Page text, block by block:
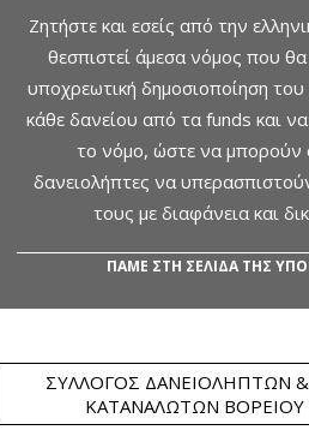
Ζητήστε και εσείς από την
θεσπιστεί άμεσα νόμος που θα
υποχρεωτική δημοσιοποίηση
κάθε δανείου από τα funds και
το νόμο, ώστε να μπορούν
δανειολήπτες να
τους με διαφάνεια και
ΠΑΜΕ ΣΤΗ ΣΕΛΙΔΑ ΤΗΣ
ΣΎΛΛΟΓΟΣ ΔΑΝΕΙΟΛΗΠΤΏΝ
ΚΑΤΑΝΑΛΩΤΏΝ ΒΟΡΕΊΟΥ